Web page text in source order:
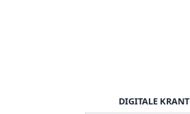
DIGITALE KRANT